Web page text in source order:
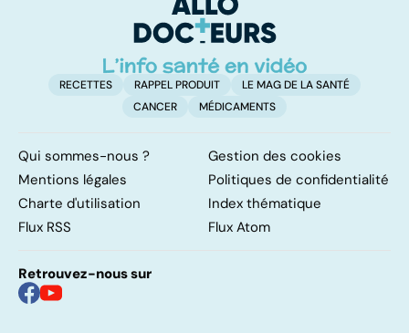
RECETTES RAPPEL PRODUIT
LE MAG DE LA SANTÉ
CANCER
MÉDICAMENTS
Qui sommes-nous ?
Gestion des cookies
Mentions légales
Politiques de confidentialité
Charte d'utilisation
Index thématique
Flux RSS
Flux Atom
Retrouvez-nous sur